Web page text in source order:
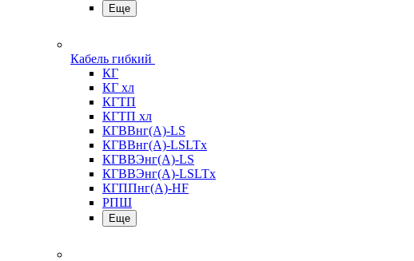
Еще
Кабель гибкий
КГ
КГ хл
КГТП
КГТП хл
КГВВнг(А)-LS
КГВВнг(А)-LSLTx
КГВВЭнг(А)-LS
КГВВЭнг(А)-LSLTx
КГППнг(А)-HF
РПШ
Еще